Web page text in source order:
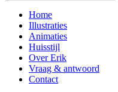
Home
Illustraties
Animaties
Huisstijl
Over Erik
Vraag & antwoord
Contact